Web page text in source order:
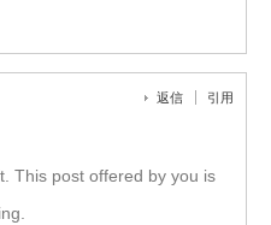
返信 引用
This post offered by you is